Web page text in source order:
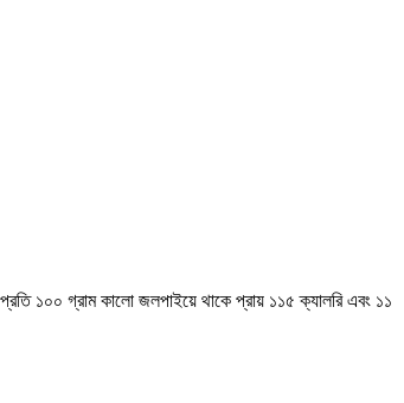
১০০ গ্রাম কালো জলপাইয়ে থাকে প্রায় ১১৫ ক্যালরি এবং ১১